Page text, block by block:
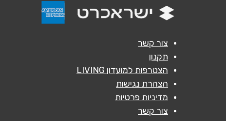
אנא חזרו אלי בקשר ל...
צור קשר
תקנון
הצטרפות למועדון LIVING
הצהרת נגישות
מדיניות פרטיות
צור קשר